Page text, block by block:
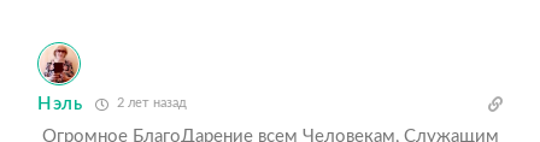
Нэль 2 лет назад
Огромное БлагоДарение всем Человекам, Служащим